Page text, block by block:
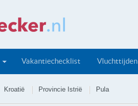
Vakantiechecklist Vluchttijden
Kroatië Provincie Istrië Pula